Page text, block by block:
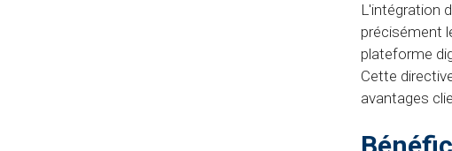
L'intégration
précisément
plateforme
Cette
avantages